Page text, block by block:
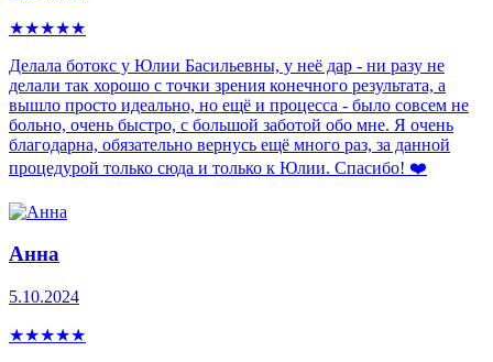
★★★★★
Делала ботокс у Юлии Басильевны, у неё дар - ни разу не
делали так хорошо с точки зрения конечного результата, а
вышло просто идеально, но ещё и процесса - было совсем не
больно, очень быстро, с большой заботой обо мне. Я очень
благодарна, обязательно вернусь ещё много раз, за данной
процедурой только сюда и только к Юлии. Спасибо! ❤️
Анна
5.10.2024
★★★★★